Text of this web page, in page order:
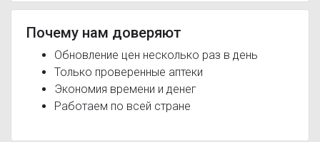
Почему нам доверяют
Обновление цен несколько раз в день
Только проверенные аптеки
Экономия времени и денег
Работаем по всей стране